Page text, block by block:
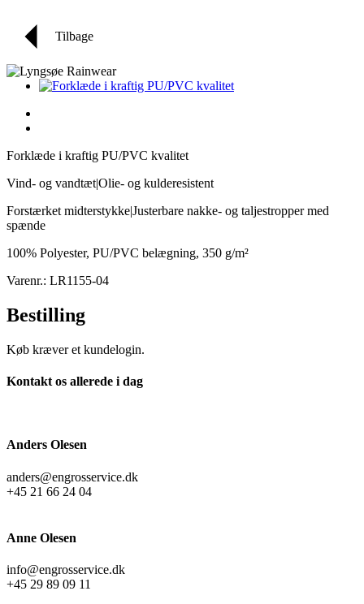
Tilbage
Forklæde i kraftig PU/PVC kvalitet
Vind- og vandtæt|Olie- og kulderesistent
Forstærket midterstykke|Justerbare nakke- og taljestropper med
spænde
100% Polyester, PU/PVC belægning, 350 g/m²
Varenr.: LR1155-04
Bestilling
Køb kræver et kundelogin.
Kontakt os allerede i dag
Anders Olesen
anders@engrosservice.dk
+45 21 66 24 04
Anne Olesen
info@engrosservice.dk
+45 29 89 09 11